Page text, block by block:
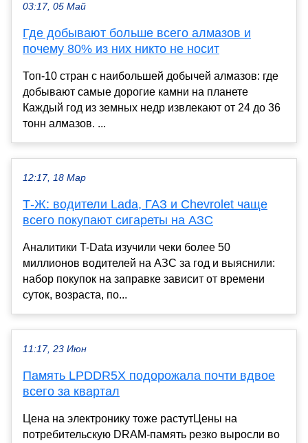
03:17, 05 Май
Где добывают больше всего алмазов и
почему 80% из них никто не носит
Топ-10 стран с наибольшей добычей алмазов: где
добывают самые дорогие камни на планете
Каждый год из земных недр извлекают от 24 до 36
тонн алмазов. ...
12:17, 18 Мар
Т-Ж: водители Lada, ГАЗ и Chevrolet чаще
всего покупают сигареты на АЗС
Аналитики T-Data изучили чеки более 50
миллионов водителей на АЗС за год и выяснили:
набор покупок на заправке зависит от времени
суток, возраста, по...
11:17, 23 Июн
Память LPDDR5X подорожала почти вдвое
всего за квартал
Цена на электронику тоже растутЦены на
потребительскую DRAM-память резко выросли во